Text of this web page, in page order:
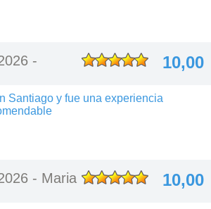
-
10,00
Santiago y fue una experiencia
- Maria
10,00